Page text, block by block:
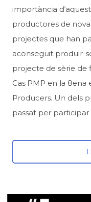
importància
productores de
projectes que han
aconseguit produir-
projecte de sèrie de
Cas PMP en la
Producers. Un dels
passat per participar